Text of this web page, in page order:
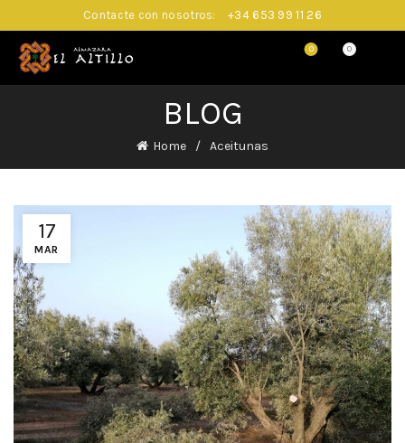
Contacte con nosotros: +34 653 99 11 26
0 0
BLOG
Home Aceitunas
17
MAR